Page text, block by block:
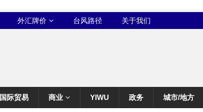
外汇牌价 台风路径 关于我们
国际贸易 商业 YIWU 政务 城市/地方